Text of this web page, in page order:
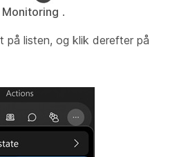
Monitoring .
på listen, og klik derefter på